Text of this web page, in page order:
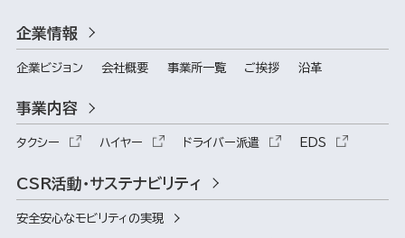
企業情報
企業ビジョン 会社概要 事業所一覧 ご挨拶 沿革
事業内容
タクシー ハイヤー ドライバー派遣 EDS
CSR活動・サステナビリティ
安全安心なモビリティの実現